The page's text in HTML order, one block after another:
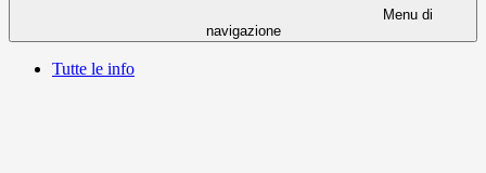
Menu di
navigazione
Tutte le info